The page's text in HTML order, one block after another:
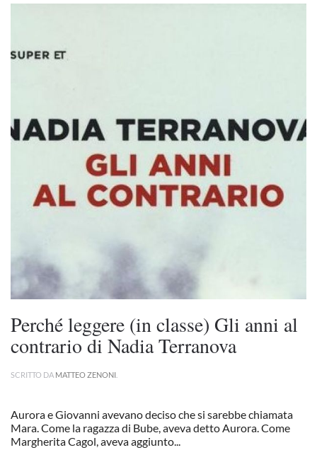
Perché leggere (in classe) Gli anni al
contrario di Nadia Terranova
SCRITTO DA MATTEO ZENONI
Aurora e Giovanni avevano deciso che si sarebbe chiamata
Mara. Come la ragazza di Bube, aveva detto Aurora. Come
Margherita Cagol, aveva aggiunto...